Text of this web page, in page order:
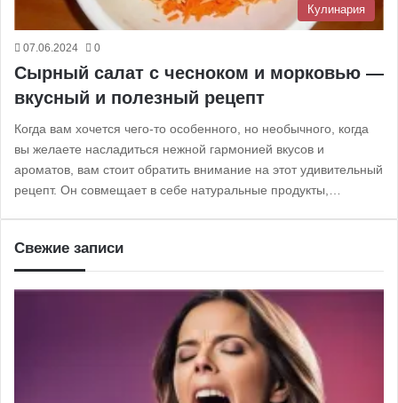
Кулинария
07.06.2024 0
Сырный салат с чесноком и морковью —
вкусный и полезный рецепт
Когда вам хочется чего-то особенного, но необычного, когда
вы желаете насладиться нежной гармонией вкусов и
ароматов, вам стоит обратить внимание на этот удивительный
рецепт. Он совмещает в себе натуральные продукты,…
Свежие записи